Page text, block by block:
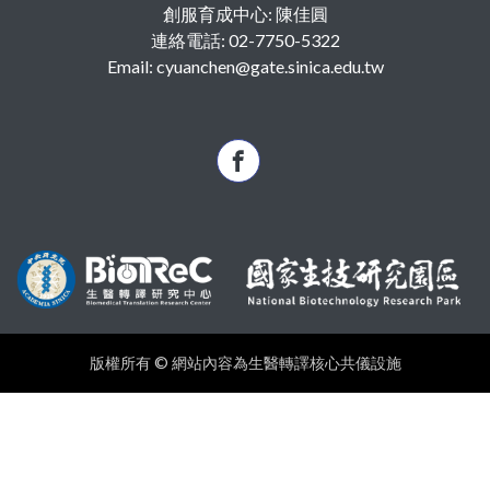
創服育成中心: 陳佳圓
連絡電話: 02-7750-5322
Email: cyuanchen@gate.sinica.edu.tw
版權所有 © 網站內容為生醫轉譯核心共儀設施